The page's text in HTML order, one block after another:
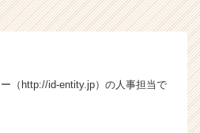
（http://id-entity.jp）の人事担当で